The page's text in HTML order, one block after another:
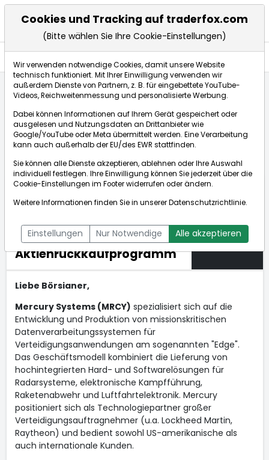
Mercury Systems: Starkes Quartal dank Mission-Critical-
Lösungen für Verteidigung. Neues 200 Mio. USD
Aktienrückkaufprogramm
Mercury Systems: Starkes
Quartal dank Mission-
Verteidigung. Neues 200
Mio. USD
Aktienrückkaufprogramm
um 13:42 Uhr
Liebe Börsianer,
Mercury Systems (MRCY) spezialisiert sich auf die
Entwicklung und Produktion von missionskritischen
Datenverarbeitungssystemen für
Verteidigungsanwendungen am sogenannten "Edge".
Das Geschäftsmodell kombiniert die Lieferung von
hochintegrierten Hard- und Softwarelösungen für
Radarsysteme, elektronische Kampfführung,
Raketenabwehr und Luftfahrtelektronik. Mercury
positioniert sich als Technologiepartner großer
Verteidigungsauftragnehmer (u.a. Lockheed Martin,
Raytheon) und bedient sowohl US-amerikanische als
auch internationale Kunden.
Cookies und Tracking auf traderfox.com
(Bitte wählen Sie Ihre Cookie-Einstellungen)
Wir verwenden notwendige Cookies, damit unsere Website
technisch funktioniert. Mit Ihrer Einwilligung verwenden wir
außerdem Dienste von Partnern, z. B. für eingebettete YouTube-
Videos, Reichweitenmessung und personalisierte Werbung.
Dabei können Informationen auf Ihrem Gerät gespeichert oder
ausgelesen und Nutzungsdaten an Drittanbieter wie
Google/YouTube oder Meta übermittelt werden. Eine Verarbeitung
kann auch außerhalb der EU/des EWR stattfinden.
Sie können alle Dienste akzeptieren, ablehnen oder Ihre Auswahl
individuell festlegen. Ihre Einwilligung können Sie jederzeit über die
Cookie-Einstellungen im Footer widerrufen oder ändern.
Weitere Informationen finden Sie in unsererDatenschutzrichtlinie.
Einstellungen Nur Notwendige Alle akzeptieren